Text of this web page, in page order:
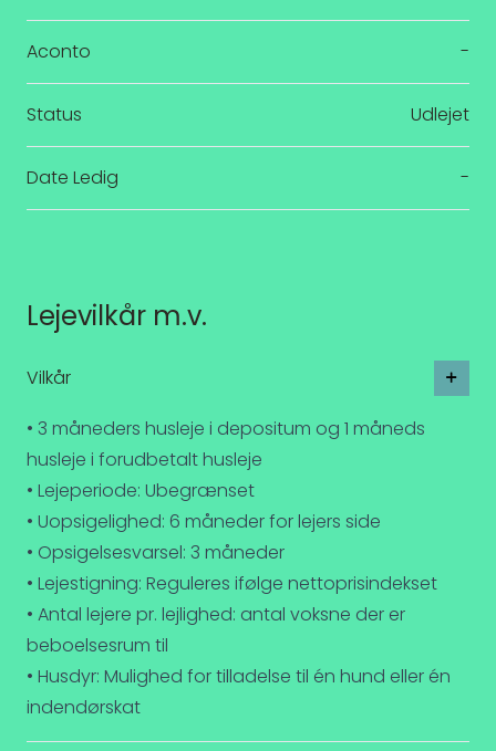
Aconto -
Status Udlejet
Date Ledig -
Lejevilkår m.v.
Vilkår
• 3 måneders husleje i depositum og 1 måneds
husleje i forudbetalt husleje
• Lejeperiode: Ubegrænset
• Uopsigelighed: 6 måneder for lejers side
• Opsigelsesvarsel: 3 måneder
• Lejestigning: Reguleres ifølge nettoprisindekset
• Antal lejere pr. lejlighed: antal voksne der er
beboelsesrum til
• Husdyr: Mulighed for tilladelse til én hund eller én
indendørskat